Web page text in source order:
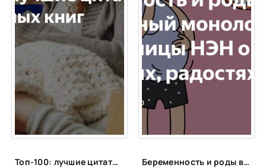
32
33
35
36
Топ-100: лучшие цитаты из популярных книг Беременность и роды в 40 лет: откровенный монолог читательницы НЭН о трудностях, радостях и надеждах отложенного материнства